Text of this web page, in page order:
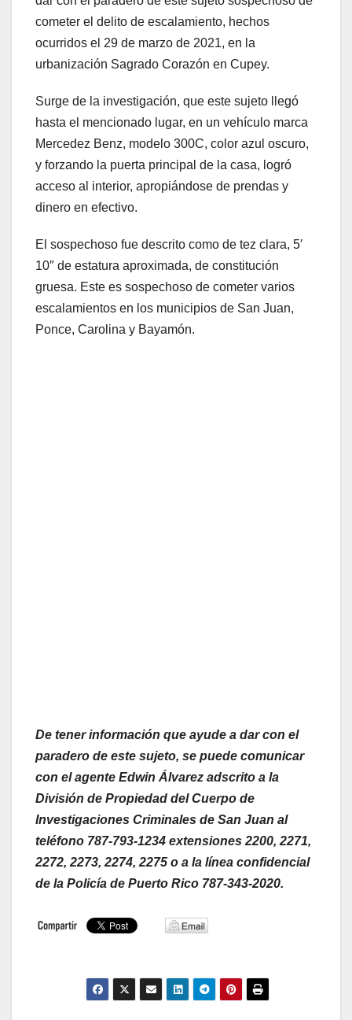
cometer el delito de escalamiento, hechos
ocurridos el 29 de marzo de 2021, en la
urbanización Sagrado Corazón en Cupey.
Surge de la investigación, que este sujeto llegó
hasta el mencionado lugar, en un vehículo marca
Mercedez Benz, modelo 300C, color azul oscuro,
y forzando la puerta principal de la casa, logró
acceso al interior, apropiándose de prendas y
dinero en efectivo.
El sospechoso fue descrito como de tez clara, 5′
10″ de estatura aproximada, de constitución
gruesa. Este es sospechoso de cometer varios
escalamientos en los municipios de San Juan,
Ponce, Carolina y Bayamón.
De tener información que ayude a dar con el
paradero de este sujeto, se puede comunicar
con el agente Edwin Álvarez adscrito a la
División de Propiedad del Cuerpo de
Investigaciones Criminales de San Juan al
teléfono 787-793-1234 extensiones 2200, 2271,
2272, 2273, 2274, 2275 o a la línea confidencial
de la Policía de Puerto Rico 787-343-2020.